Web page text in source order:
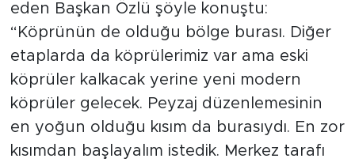
eden Başkan Özlü şöyle konuştu:
“Köprünün de olduğu bölge burası. Diğer
etaplarda da köprülerimiz var ama eski
köprüler kalkacak yerine yeni modern
köprüler gelecek. Peyzaj düzenlemesinin
en yoğun olduğu kısım da burasıydı. En zor
kısımdan başlayalım istedik. Merkez tarafı